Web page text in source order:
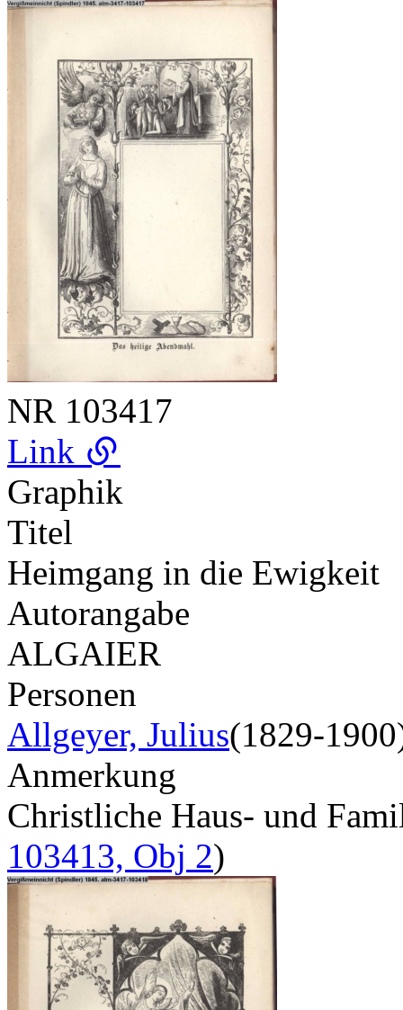
NR 103417
Link
Graphik
Titel
Heimgang in die Ewigkeit
Autorangabe
ALGAIER
Personen
Allgeyer, Julius(1829-
Anmerkung
Christliche Haus- und
103413, Obj 2)